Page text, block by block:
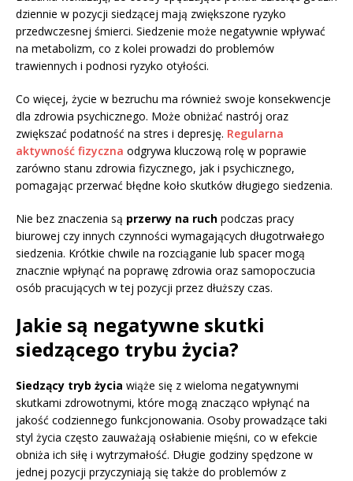
dziennie w pozycji siedzącej mają zwiększone ryzyko
przedwczesnej śmierci. Siedzenie może negatywnie wpływać
na metabolizm, co z kolei prowadzi do problemów
trawiennych i podnosi ryzyko otyłości.
Co więcej, życie w bezruchu ma również swoje konsekwencje
dla zdrowia psychicznego. Może obniżać nastrój oraz
zwiększać podatność na stres i depresję. Regularna
aktywność fizyczna odgrywa kluczową rolę w poprawie
zarówno stanu zdrowia fizycznego, jak i psychicznego,
pomagając przerwać błędne koło skutków długiego siedzenia.
Nie bez znaczenia są przerwy na ruch podczas pracy
biurowej czy innych czynności wymagających długotrwałego
siedzenia. Krótkie chwile na rozciąganie lub spacer mogą
znacznie wpłynąć na poprawę zdrowia oraz samopoczucia
osób pracujących w tej pozycji przez dłuższy czas.
Jakie są negatywne skutki
siedzącego trybu życia?
Siedzący tryb życia wiąże się z wieloma negatywnymi
skutkami zdrowotnymi, które mogą znacząco wpłynąć na
jakość codziennego funkcjonowania. Osoby prowadzące taki
styl życia często zauważają osłabienie mięśni, co w efekcie
obniża ich siłę i wytrzymałość. Długie godziny spędzone w
jednej pozycji przyczyniają się także do problemów z